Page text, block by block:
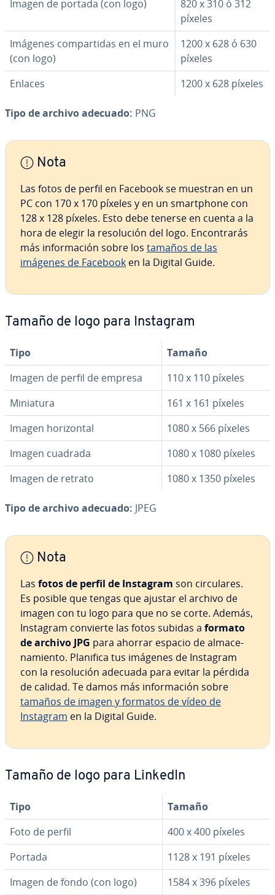
Imagen de portada (con logo)
820 x 310 ó 312
píxeles
Imágenes co­m­pa­r­ti­das en el muro
(con logo)
1200 x 628 ó 630
píxeles
Enlaces
1200 x 628 píxeles
Tipo de archivo adecuado: PNG
Nota
Las fotos de perfil en Facebook se muestran en un
PC con 170 x 170 píxeles y en un sma­r­t­pho­ne con
128 x 128 píxeles. Esto debe tenerse en cuenta a la
hora de elegir la re­so­lu­ción del logo. En­co­n­tra­rás
más in­fo­r­ma­ción sobre los tamaños de las
imágenes de Facebook en la Digital Guide.
Tamaño de logo para Instagram
Tipo
Tamaño
Imagen de perfil de empresa
110 x 110 píxeles
Miniatura
161 x 161 píxeles
Imagen ho­ri­zo­n­tal
1080 x 566 píxeles
Imagen cuadrada
1080 x 1080 píxeles
Imagen de retrato
1080 x 1350 píxeles
Tipo de archivo adecuado: JPEG
Nota
Las fotos de perfil de Instagram son ci­r­cu­la­res.
Es posible que tengas que ajustar el archivo de
imagen con tu logo para que no se corte. Además,
Instagram convierte las fotos subidas a formato
de archivo JPG para ahorrar espacio de al­ma­ce­
na­mie­n­to. Planifica tus imágenes de Instagram
con la re­so­lu­ción adecuada para evitar la pérdida
de calidad. Te damos más in­fo­r­ma­ción sobre
tamaños de imagen y formatos de vídeo de
Instagram en la Digital Guide.
Tamaño de logo para LinkedIn
Tipo
Tamaño
Foto de perfil
400 x 400 píxeles
Portada
1128 x 191 píxeles
Imagen de fondo (con logo)
1584 x 396 píxeles